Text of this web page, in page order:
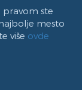
ste
mesto
više ovde